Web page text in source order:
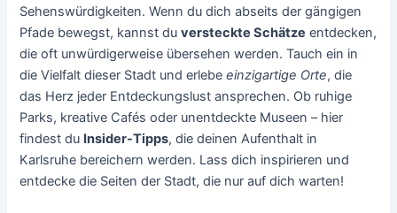
Sehenswürdigkeiten. Wenn du dich abseits der gängigen
Pfade bewegst, kannst duversteckte Schätze entdecken,
die oft unwürdigerweise übersehen werden. Tauch ein in
die Vielfalt dieser Stadt und erlebeeinzigartige Orte, die
das Herz jeder Entdeckungslust ansprechen. Ob ruhige
Parks, kreative Cafés oder unentdeckte Museen – hier
findest du Insider-Tipps, die deinen Aufenthalt in
Karlsruhe bereichern werden. Lass dich inspirieren und
entdecke die Seiten der Stadt, die nur auf dich warten!